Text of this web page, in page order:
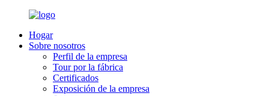
Hogar
Sobre nosotros
Perfil de la empresa
Tour por la fábrica
Certificados
Exposición de la empresa